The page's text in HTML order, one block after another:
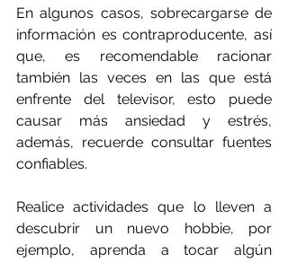
En algunos casos, sobrecargarse de
información es contraproducente, así
que, es recomendable racionar
también las veces en las que está
enfrente del televisor, esto puede
causar más ansiedad y estrés,
además, recuerde consultar fuentes
confiables.
Realice actividades que lo lleven a
descubrir un nuevo hobbie, por
ejemplo, aprenda a tocar algún